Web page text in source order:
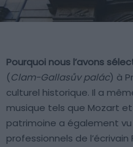
Pourquoi nous l’avons
(Clam-Gallasův palác) à
culturel historique. Il a
musique tels que Mozart
patrimoine a également
professionnels de